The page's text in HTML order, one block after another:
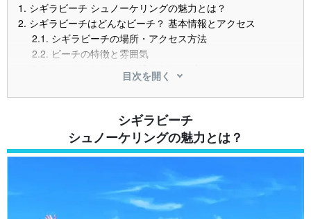
1. シギラビーチ シュノーケリングの魅力とは？
2. シギラビーチはどんなビーチ？ 基本情報とアクセス
2.1. シギラビーチの場所・アクセス方法
2.2. ビーチの特徴と雰囲気
シュノーケリングに適したシーズン
シギラビーチのシュノーケリングスポット
3.1.おすすめポイントと海の透明度
ウミガメに会えるポイントはどこ？
個人で入れるエリアと注意点
シギラビーチで シュノーケリングツアーに参加するには？
4.1.ツアーの内容・料金の目安
ツアーと個人どちらがおすすめ？
個人でシュノーケリングする場合の注意点
宮古島シュノーケリングを自分でするときの準備
目次を開く
シギラビーチ
シュノーケリングの魅力とは？